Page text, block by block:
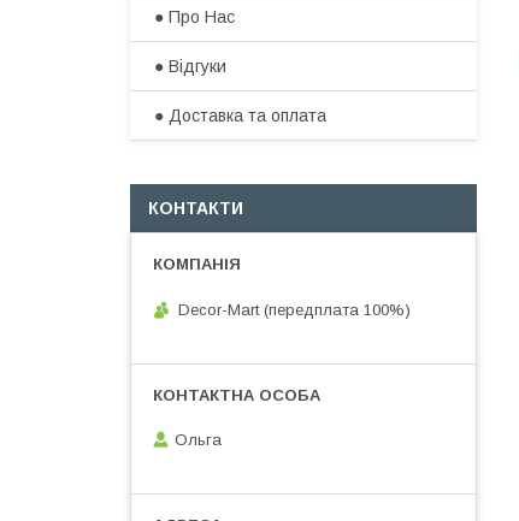
● Про Нас
● Відгуки
● Доставка та оплата​
КОНТАКТИ
Decor-Mart (передплата 100%)
Ольга